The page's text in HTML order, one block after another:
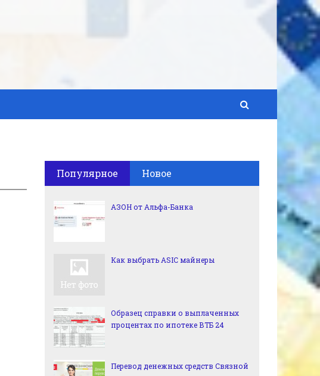
Популярное Новое
АЗОН от Альфа-Банка
Как выбрать ASIC майнеры
Образец справки о выплаченных
процентах по ипотеке ВТБ 24
Перевод денежных средств Связной